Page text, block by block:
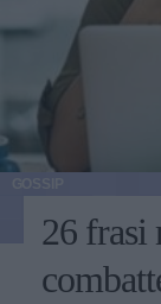
26 frasi